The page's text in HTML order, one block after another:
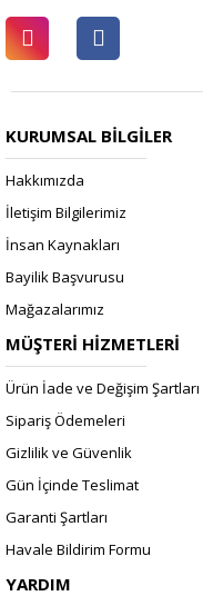
KURUMSAL BİLGİLER
Hakkımızda
İletişim Bilgilerimiz
İnsan Kaynakları
Bayilik Başvurusu
Mağazalarımız
MÜŞTERİ HİZMETLERİ
Ürün İade ve Değişim Şartları
Sipariş Ödemeleri
Gizlilik ve Güvenlik
Gün İçinde Teslimat
Garanti Şartları
Havale Bildirim Formu
YARDIM